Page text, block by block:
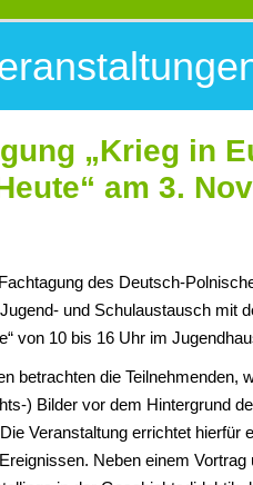
„Krieg in
am 3.
des Deutsch-
und Schulaustausch mit
von 10 bis 16 Uhr im
betrachten die Teilnehmenden,
) Bilder vor dem Hintergrund
Veranstaltung errichtet hierfür
Neben einem Vortrag